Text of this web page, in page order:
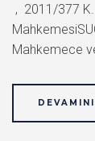
, 2011/377 K.
Mahkemece